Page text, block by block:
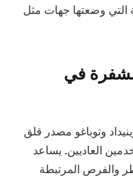
التي وضعتها جهات مثل
في
وتوباغو مصدر قلق
العاديين. يساعد
والفرص المرتبطة